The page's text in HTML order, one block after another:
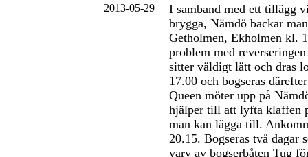
2013-05-29
I samband med ett tillägg
brygga, Nämdö backar
Getholmen, Ekholmen kl.
problem med
sitter väldigt lätt och dras
17.00 och bogseras
Queen möter upp på
hjälper till att lyfta klaffen
man kan lägga till.
20.15. Bogseras två dagar
varv av bogserbåten Tug